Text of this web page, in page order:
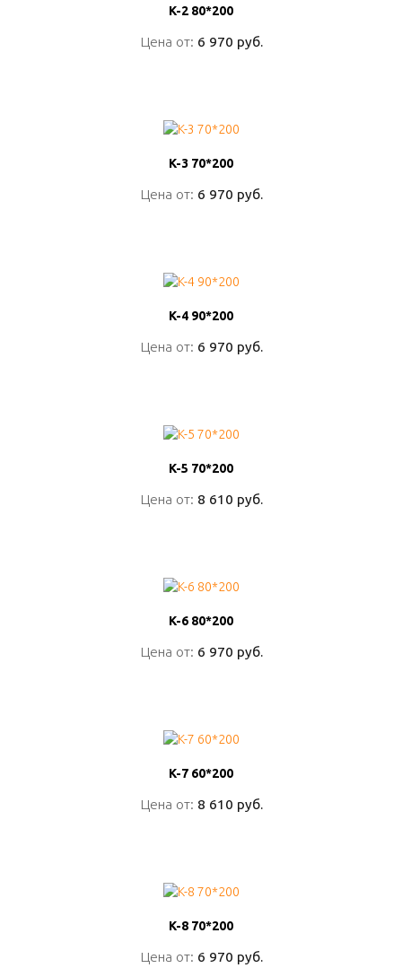
K-2 80*200
Цена от: 6 970 руб.
K-2 80*200
Цена от: 6 970 руб.
K-3 70*200
Цена от: 6 970 руб.
K-3 70*200
Цена от: 6 970 руб.
K-4 90*200
Цена от: 6 970 руб.
K-4 90*200
Цена от: 6 970 руб.
K-5 70*200
Цена от: 8 610 руб.
K-5 70*200
Цена от: 8 610 руб.
K-6 80*200
Цена от: 6 970 руб.
K-6 80*200
Цена от: 6 970 руб.
K-7 60*200
Цена от: 8 610 руб.
K-7 60*200
Цена от: 8 610 руб.
K-8 70*200
Цена от: 6 970 руб.
K-8 70*200
Цена от: 6 970 руб.